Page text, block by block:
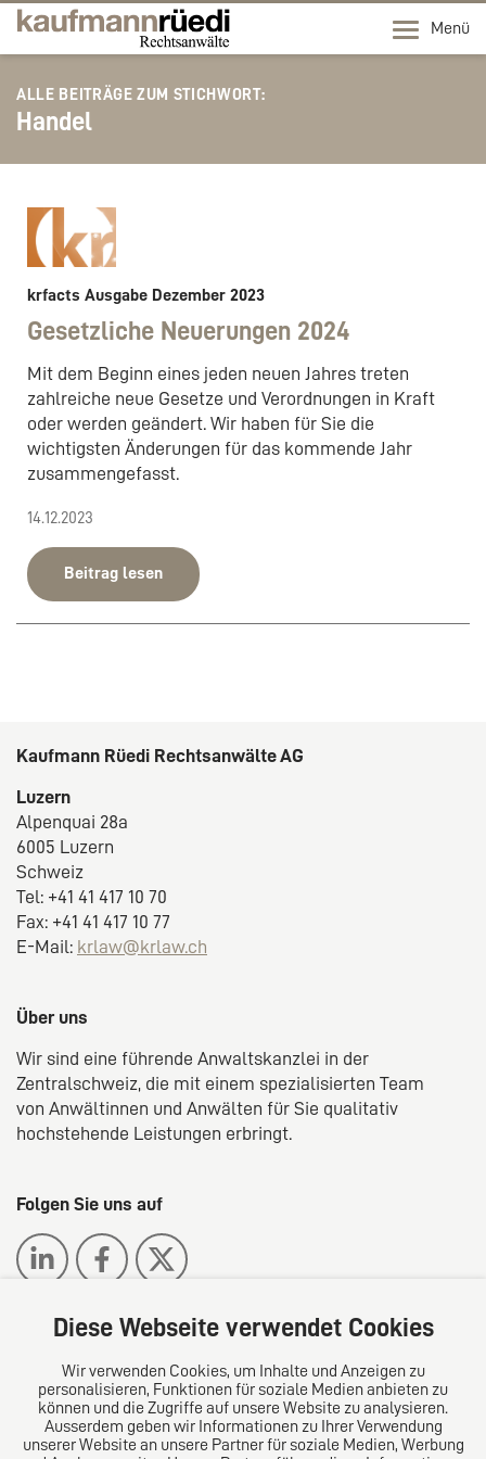
Menü
ALLE BEITRÄGE ZUM STICHWORT:
Handel
krfacts Ausgabe Dezember 2023
Gesetzliche Neuerungen 2024
Mit dem Beginn eines jeden neuen Jahres treten
zahlreiche neue Gesetze und Verordnungen in Kraft
oder werden geändert. Wir haben für Sie die
wichtigsten Änderungen für das kommende Jahr
zusammengefasst.
14.12.2023
Beitrag lesen
Kaufmann Rüedi Rechtsanwälte AG
Luzern
Alpenquai 28a
6005 Luzern
Schweiz
Tel: +41 41 417 10 70
Fax: +41 41 417 10 77
E-Mail: krlaw@krlaw.ch
Über uns
Wir sind eine führende Anwaltskanzlei in der
Zentralschweiz, die mit einem spezialisierten Team
von Anwältinnen und Anwälten für Sie qualitativ
hochstehende Leistungen erbringt.
Folgen Sie uns auf
Das europäische Kanzlei-Netzwerk
Diese Webseite verwendet Cookies
Wir verwenden Cookies, um Inhalte und Anzeigen zu
personalisieren, Funktionen für soziale Medien anbieten zu
können und die Zugriffe auf unsere Website zu analysieren.
Ausserdem geben wir Informationen zu Ihrer Verwendung
unserer Website an unsere Partner für soziale Medien, Werbung